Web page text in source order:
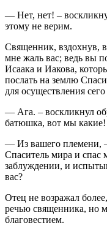
— Нет, нет! –
этому не верим.
Священник, вздохнув,
мне жаль вас; ведь вы
Исаака и Иакова,
послать на землю
для осуществления
— Ага. – воскликнул
батюшка, вот мы какие!
— Из вашего племени,
Спаситель мира и спас
заблуждении, и
вас?
Отец не возражал
речью священника, но
благовестием.